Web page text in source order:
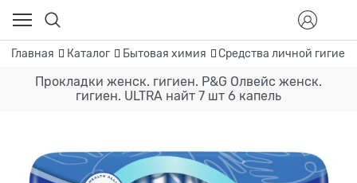
Главная Каталог Бытовая химия Средства личной
Прокладки женск. гигиен. P&G Олвейс женск.
гигиен. ULTRA найт 7 шт 6 капель